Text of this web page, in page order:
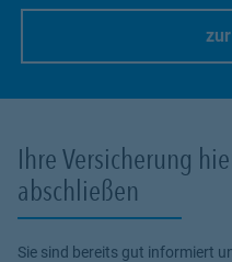
Ihre Versicherung
abschließen
Sie sind bereits gut informiert